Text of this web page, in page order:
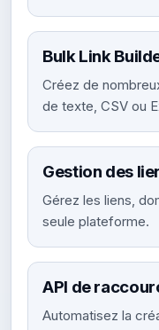
Bulk Link
Créez de
de texte, CSV ou
Gestion des
Gérez les liens,
seule plateforme.
API de
Automatisez la